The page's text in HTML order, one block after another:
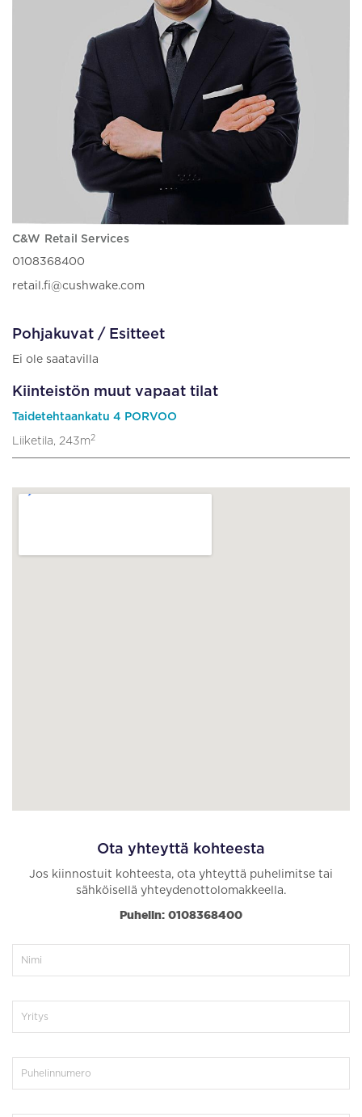
C&W Retail Services
0108368400
retail.fi@cushwake.com
Pohjakuvat / Esitteet
Ei ole saatavilla
Kiinteistön muut vapaat tilat
Taidetehtaankatu 4 PORVOO
Liiketila, 243m 2
Ota yhteyttä kohteesta
Jos kiinnostuit kohteesta, ota yhteyttä puhelimitse tai
sähköisellä yhteydenottolomakkeella.
Puhelin: 0108368400